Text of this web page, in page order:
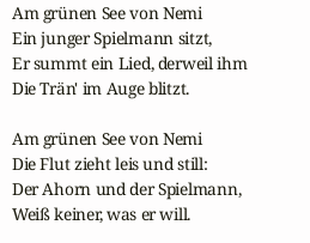
Am grünen See von Nemi
Ein junger Spielmann sitzt,
Er summt ein Lied, derweil ihm
Die Trän' im Auge blitzt.
Am grünen See von Nemi
Die Flut zieht leis und still:
Der Ahorn und der Spielmann,
Weiß keiner, was er will.